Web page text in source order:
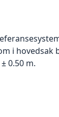
i hovedsak
0.50 m.